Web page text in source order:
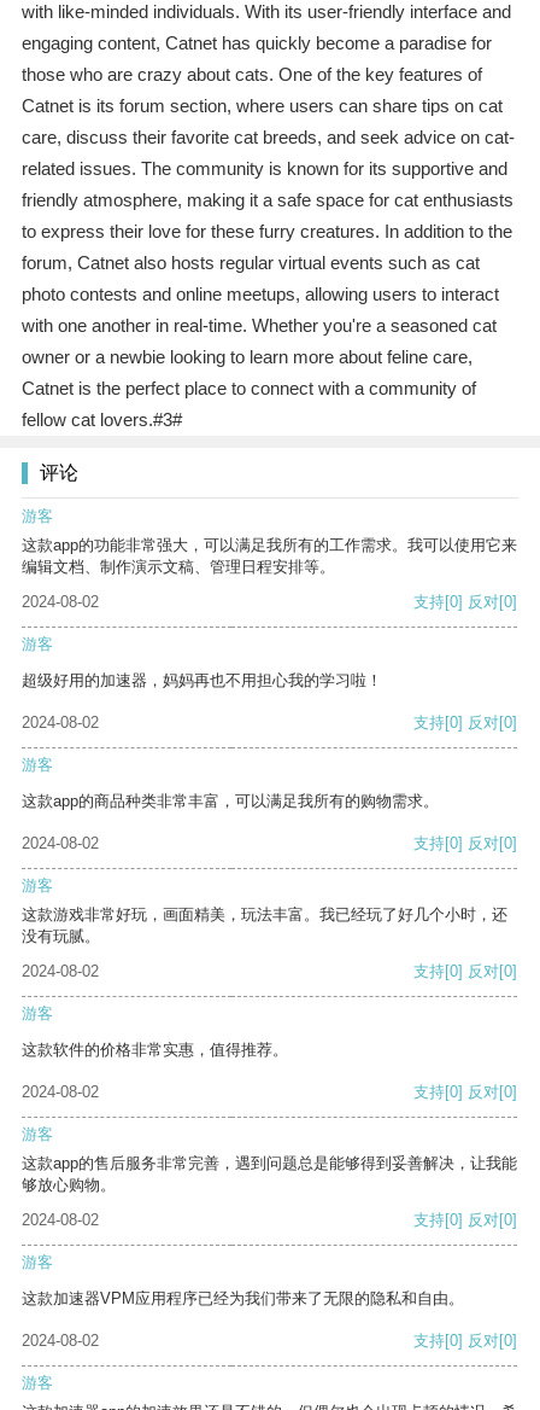
with like-minded individuals. With its user-friendly interface and
engaging content, Catnet has quickly become a paradise for
those who are crazy about cats. One of the key features of
Catnet is its forum section, where users can share tips on cat
care, discuss their favorite cat breeds, and seek advice on cat-
related issues. The community is known for its supportive and
friendly atmosphere, making it a safe space for cat enthusiasts
to express their love for these furry creatures. In addition to the
forum, Catnet also hosts regular virtual events such as cat
photo contests and online meetups, allowing users to interact
with one another in real-time. Whether you're a seasoned cat
owner or a newbie looking to learn more about feline care,
Catnet is the perfect place to connect with a community of
fellow cat lovers.#3#
评论
游客
这款app的功能非常强大，可以满足我所有的工作需求。我可以使用它来
编辑文档、制作演示文稿、管理日程安排等。
2024-08-02
支持[0] 反对[0]
游客
超级好用的加速器，妈妈再也不用担心我的学习啦！
2024-08-02 支持[0] 反对[0]
游客
这款app的商品种类非常丰富，可以满足我所有的购物需求。
2024-08-02 支持[0] 反对[0]
游客
这款游戏非常好玩，画面精美，玩法丰富。我已经玩了好几个小时，还
没有玩腻。
2024-08-02
支持[0] 反对[0]
游客
这款软件的价格非常实惠，值得推荐。
2024-08-02 支持[0] 反对[0]
游客
这款app的售后服务非常完善，遇到问题总是能够得到妥善解决，让我能
够放心购物。
2024-08-02
支持[0] 反对[0]
游客
这款加速器VPM应用程序已经为我们带来了无限的隐私和自由。
2024-08-02 支持[0] 反对[0]
游客